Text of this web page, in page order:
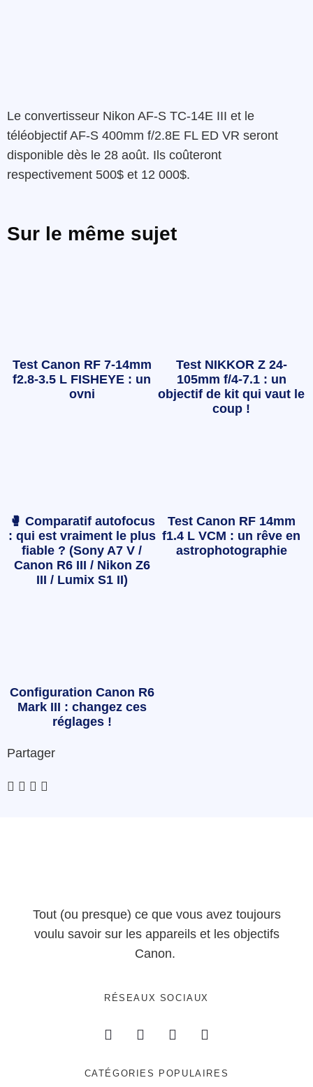
Le convertisseur Nikon AF-S TC-14E III et le
téléobjectif AF-S 400mm f/2.8E FL ED VR seront
disponible dès le 28 août. Ils coûteront
respectivement 500$ et 12 000$.
Sur le même sujet
Test Canon RF 7-14mm
f2.8-3.5 L FISHEYE : un
ovni
Test NIKKOR Z 24-
105mm f/4-7.1 : un
objectif de kit qui vaut le
coup !
🥊 Comparatif autofocus
: qui est vraiment le plus
fiable ? (Sony A7 V /
Canon R6 III / Nikon Z6
III / Lumix S1 II)
Test Canon RF 14mm
f1.4 L VCM : un rêve en
astrophotographie
Configuration Canon R6
Mark III : changez ces
réglages !
Partager
Tout (ou presque) ce que vous avez toujours
voulu savoir sur les appareils et les objectifs
Canon.
RÉSEAUX SOCIAUX
CATÉGORIES POPULAIRES